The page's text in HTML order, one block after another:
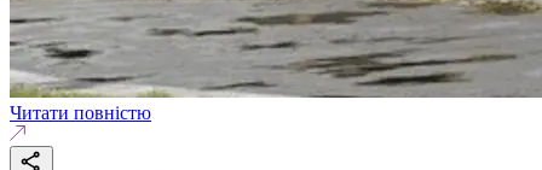
Читати повністю